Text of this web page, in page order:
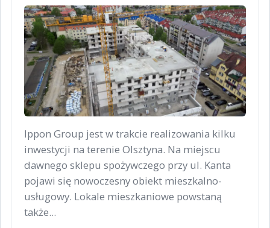
Ippon Group jest w trakcie realizowania kilku
inwestycji na terenie Olsztyna. Na miejscu
dawnego sklepu spożywczego przy ul. Kanta
pojawi się nowoczesny obiekt mieszkalno-
usługowy. Lokale mieszkaniowe powstaną
także...